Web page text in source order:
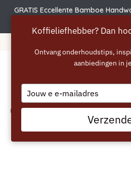
GRATIS Eccellente Bamboe
Home
Koffieliefhebber? Dan
Ontvang onderhoudstips,
aanbiedingen in
Type
your
email